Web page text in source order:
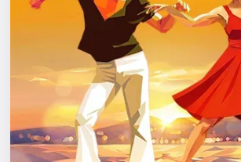
События
Площадки
Артисты